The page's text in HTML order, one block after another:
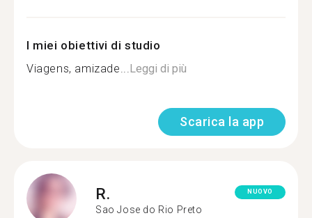
I miei obiettivi di studio
Viagens, amizade...Leggi di più
Scarica la app
R.
Sao Jose do Rio Preto
NUOVO